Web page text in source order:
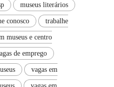
museus literários
conosco trabalhe
museus e centro
de emprego
vagas em